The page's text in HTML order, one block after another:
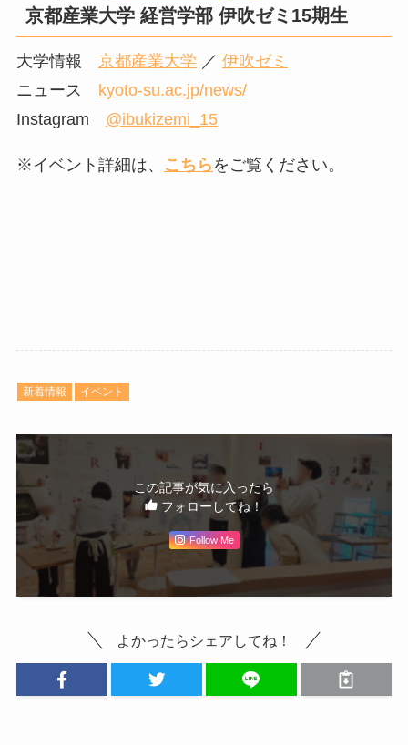
京都産業大学 経営学部 伊吹ゼミ15期生
大学情報 京都産業大学 ／ 伊吹ゼミ
ニュース kyoto-su.ac.jp/news/
Instagram @ibukizemi_15
※イベント詳細は、 こちら をご覧ください。
新着情報 イベント
この記事が気に入ったら
フォローしてね！
Follow Me
よかったらシェアしてね！